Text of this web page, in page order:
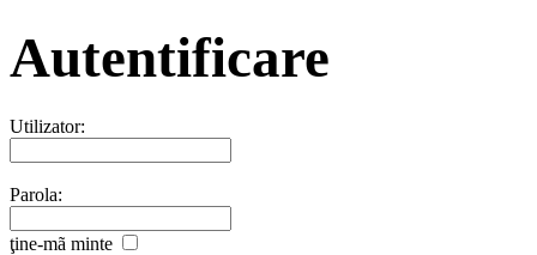
Autentificare
Utilizator:
Parola:
ţine-mã minte